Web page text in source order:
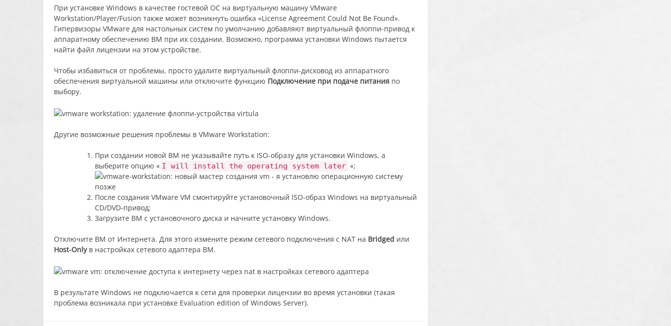
При установке Windows в качестве гостевой ОС на виртуальную машину VMware
Workstation/Player/Fusion также может возникнуть ошибка «License Agreement Could Not Be Found».
Гипервизоры VMware для настольных систем по умолчанию добавляют виртуальный флоппи-привод к
аппаратному обеспечению ВМ при их создании. Возможно, программа установки Windows пытается
найти файл лицензии на этом устройстве.
Чтобы избавиться от проблемы, просто удалите виртуальный флоппи-дисковод из аппаратного
обеспечения виртуальной машины или отключите функцию Подключение при подаче питания по
выбору.
Другие возможные решения проблемы в VMware Workstation:
При создании новой ВМ не указывайте путь к ISO-образу для установки Windows, а
выберите опцию « I will install the operating system later «;
После создания VMware VM смонтируйте установочный ISO-образ Windows на виртуальный
CD/DVD-привод;
Загрузите ВМ с установочного диска и начните установку Windows.
Отключите ВМ от Интернета. Для этого измените режим сетевого подключения с NAT на Bridged или
Host-Onlyв настройках сетевого адаптера ВМ.
В результате Windows не подключается к сети для проверки лицензии во время установки (такая
проблема возникала при установке Evaluation edition of Windows Server).